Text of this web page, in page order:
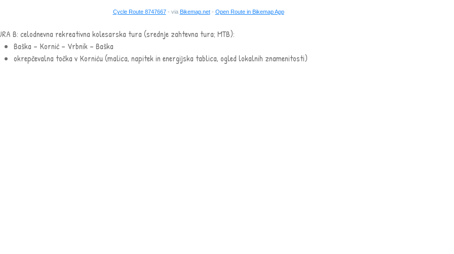
Cycle Route 8747667- via Bikemap.net- Open Route in Bikemap App
B: celodnevna rekreativna kolesarska tura (srednje zahtevna tura; MTB):
Baška – Kornić – Vrbnik – Baška
okrepčevalna točka v Korniću (malica, napitek in energijska tablica, ogled lokalnih znamenitosti)